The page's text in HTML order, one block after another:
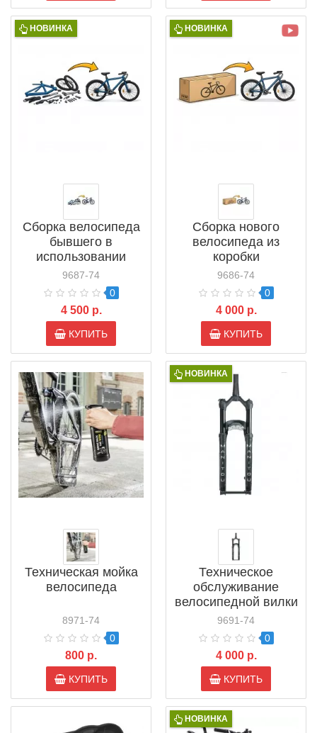
НОВИНКА
Сборка велосипеда
бывшего в
использовании
9687-74
0
4 500 р.
КУПИТЬ
НОВИНКА
Сборка нового
велосипеда из
коробки
9686-74
0
4 000 р.
КУПИТЬ
Техническая мойка
велосипеда
8971-74
0
800 р.
КУПИТЬ
НОВИНКА
Техническое
обслуживание
велосипедной вилки
9691-74
0
4 000 р.
КУПИТЬ
НОВИНКА